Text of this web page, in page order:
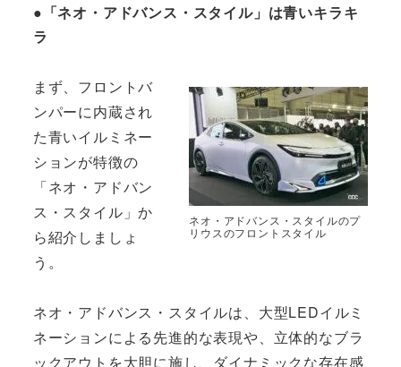
●「ネオ・アドバンス・スタイル」は青いキラキ
ラ
ネオ・アドバンス・スタイルのプ
リウスのフロントスタイル
まず、フロントバ
ンパーに内蔵され
た青いイルミネー
ションが特徴の
「ネオ・アドバン
ス・スタイル」か
ら紹介しましょ
う。
ネオ・アドバンス・スタイルは、大型LEDイルミ
ネーションによる先進的な表現や、立体的なブラ
ックアウトを大胆に施し、ダイナミックな存在感